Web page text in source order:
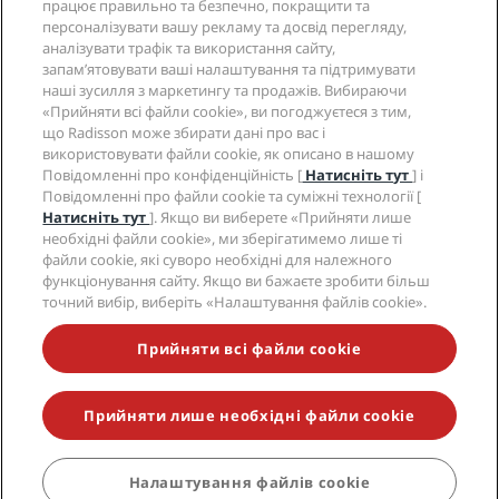
БРОНЮВАТИ
Сімейний готель
Здоров’я та безпека
Вакансії в RHG
Вакансії в PPHE
Вакансії в EHL
The Club by RHG
Розвиток бізнесу
Соціально відповідальний бізнес
Закупівлі
Центр конфіденційності
Юридичне повідомлення
Умови та положення програми Radisson Rewards
Угода про використання сайту
Цифрова доступність
Декларація щодо сучасного рабства
Довідка
Попередження для споживачів
Зв’язатися
Запитання та відповіді
Карта сайту
Соціальні мережі
Бренди готелів Radisson
НЕ ПРОПУСТІТЬ ЖОДНОЇ З НАШИХ
НАЙПОПУЛЯРНІШИХ ВИГІДНИХ ПРОПОЗИЦІЙ
© 2026 Radisson Hotel Group.Усі права захищено. RHG Radisson
Hotel Group, Radisson, Radisson RED, Radisson Blu, Radisson Collection,
Radisson Individuals, Park Plaza, Park Inn, Country Inn & Suites, Prize by
Radisson, Radisson Rewards і Radisson Meetings є торговими
марками компанії Radisson Hotel Group.
працює правильно та безпечно, покращити та
персоналізувати вашу рекламу та досвід перегляду,
аналізувати трафік та використання сайту,
запам’ятовувати ваші налаштування та підтримувати
наші зусилля з маркетингу та продажів. Вибираючи
«Прийняти всі файли cookie», ви погоджуєтеся з тим,
що Radisson може збирати дані про вас і
використовувати файли cookie, як описано в нашому
Повідомленні про конфіденційність [ Натисніть тут] і
Повідомленні про файли cookie та суміжні технології [
Натисніть тут]. Якщо ви виберете «Прийняти лише
необхідні файли cookie», ми зберігатимемо лише ті
файли cookie, які суворо необхідні для належного
функціонування сайту. Якщо ви бажаєте зробити більш
точний вибір, виберіть «Налаштування файлів cookie».
Прийняти всі файли cookie
Прийняти лише необхідні файли cookie
Налаштування файлів cookie